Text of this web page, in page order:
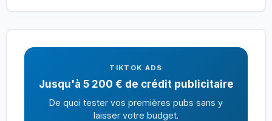
TIKTOK ADS
Jusqu'à 5 200 € de crédit publicitaire
De quoi tester vos premières pubs sans y
laisser votre budget.